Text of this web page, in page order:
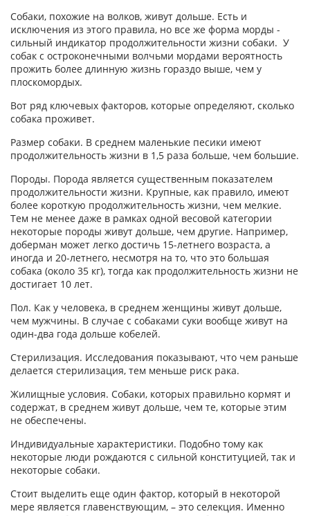
Собаки, похожие на волков, живут дольше. Есть и
исключения из этого правила, но все же форма морды -
сильный индикатор продолжительности жизни собаки. У
собак с остроконечными волчьми мордами вероятность
прожить более длинную жизнь гораздо выше, чем у
плоскомордых.
Вот ряд ключевых факторов, которые определяют, сколько
собака проживет.
Размер собаки. В среднем маленькие песики имеют
продолжительность жизни в 1,5 раза больше, чем большие.
Породы. Порода является существенным показателем
продолжительности жизни. Крупные, как правило, имеют
более короткую продолжительность жизни, чем мелкие.
Тем не менее даже в рамках одной весовой категории
некоторые породы живут дольше, чем другие. Например,
доберман может легко достичь 15-летнего возраста, а
иногда и 20-летнего, несмотря на то, что это большая
собака (около 35 кг), тогда как продолжительность жизни не
достигает 10 лет.
Пол. Как у человека, в среднем женщины живут дольше,
чем мужчины. В случае с собаками суки вообще живут на
один-два года дольше кобелей.
Стерилизация. Исследования показывают, что чем раньше
делается стерилизация, тем меньше риск рака.
Жилищные условия. Собаки, которых правильно кормят и
содержат, в среднем живут дольше, чем те, которые этим
не обеспечены.
Индивидуальные характеристики. Подобно тому как
некоторые люди рождаются с сильной конституцией, так и
некоторые собаки.
Стоит выделить еще один фактор, который в некоторой
мере является главенствующим, – это селекция. Именно